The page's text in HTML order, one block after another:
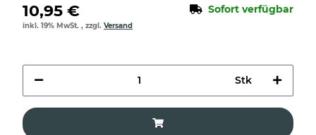
10,95 € Sofort verfügbar
inkl. 19% MwSt. , zzgl. Versand
Stk